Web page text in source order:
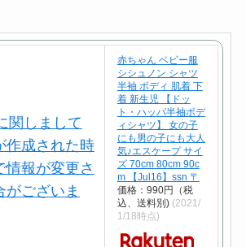
赤ちゃん ベビー服
シシュノン シャツ
半袖 ボディ 肌着 下
着 新生児 【ドッ
ト・ハッパ半袖ボデ
ィシャツ】 女の子
にも男の子にも大人
気♪エスケープ サイ
ズ 70cm 80cm 90c
m 【Jul16】ssn 〒
価格：990円（税
込、送料別) (2021/
1/18時点)